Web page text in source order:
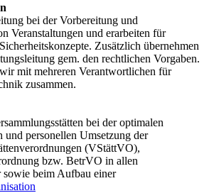
bei der Vorbereitung und
Veranstaltungen und erarbeiten für
Zusätzlich übernehmen
gem. den rechtlichen Vorgaben.
mit mehreren Verantwortlichen für
zusammen.
bei der optimalen
und personellen Umsetzung der
(VStättVO),
bzw. BetrVO in allen
sowie beim Aufbau einer